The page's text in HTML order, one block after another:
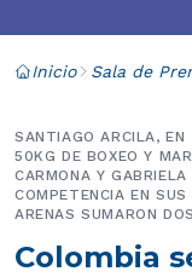
Inicio Sala de
Colombia
SANTIAGO ARCILA, EN
50KG DE BOXEO Y
CARMONA Y
COMPETENCIA EN
ARENAS SUMARON